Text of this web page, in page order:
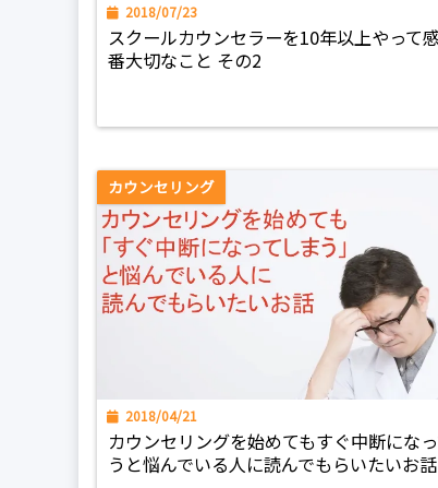
2018/07/23
スクールカウンセラーを10年以上やって
番大切なこと その2
カウンセリング
2018/04/21
カウンセリングを始めてもすぐ中断にな
うと悩んでいる人に読んでもらいたいお話